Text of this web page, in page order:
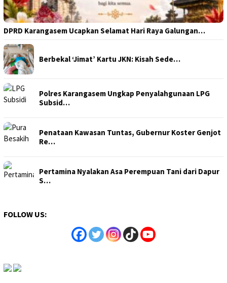
DPRD Karangasem Ucapkan Selamat Hari Raya Galungan…
Berbekal ‘Jimat’ Kartu JKN: Kisah Sede…
Polres Karangasem Ungkap Penyalahgunaan LPG
Subsid…
Penataan Kawasan Tuntas, Gubernur Koster Genjot
Re…
Pertamina Nyalakan Asa Perempuan Tani dari Dapur
S…
FOLLOW US: